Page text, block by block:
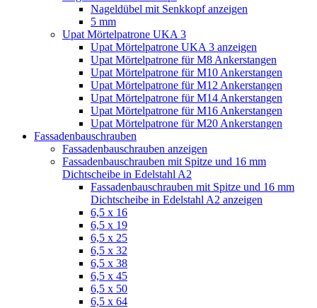
Nageldübel mit Senkkopf anzeigen
5 mm
Upat Mörtelpatrone UKA 3
Upat Mörtelpatrone UKA 3 anzeigen
Upat Mörtelpatrone für M8 Ankerstangen
Upat Mörtelpatrone für M10 Ankerstangen
Upat Mörtelpatrone für M12 Ankerstangen
Upat Mörtelpatrone für M14 Ankerstangen
Upat Mörtelpatrone für M16 Ankerstangen
Upat Mörtelpatrone für M20 Ankerstangen
Fassadenbauschrauben
Fassadenbauschrauben anzeigen
Fassadenbauschrauben mit Spitze und 16 mm
Dichtscheibe in Edelstahl A2
Fassadenbauschrauben mit Spitze und 16 mm
Dichtscheibe in Edelstahl A2 anzeigen
6,5 x 16
6,5 x 19
6,5 x 25
6,5 x 32
6,5 x 38
6,5 x 45
6,5 x 50
6,5 x 64